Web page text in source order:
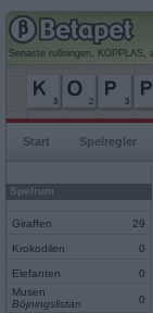
Senaste rullningen, KOPPLAS,
Start Spelregler
Spelrum
Giraffen 29
Krokodilen 0
Elefanten
0
Musen
Böjningslistan
0